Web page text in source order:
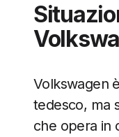
Volkswagen
tedesco, ma
che opera in